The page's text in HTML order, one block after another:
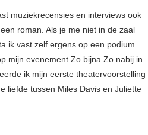
muziekrecensies en interviews ook
roman. Als je me niet in de zaal
ik vast zelf ergens op een podium
mijn evenement Zo bijna Zo nabij in
ik mijn eerste theatervoorstelling
liefde tussen Miles Davis en Juliette